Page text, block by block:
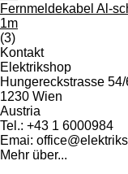
Fernmeldekabel Al-
1m
(3)
Kontakt
Elektrikshop
Hungereckstrasse 54/
1230 Wien
Austria
Tel.: +43 1 6000984
Emai:
Mehr über...